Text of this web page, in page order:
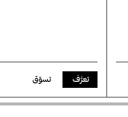
تعرَّف تسوّق